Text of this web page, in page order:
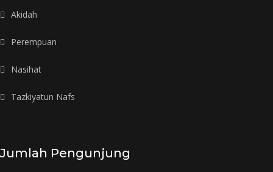
Akidah
Perempuan
Nasihat
Tazkiyatun Nafs
Jumlah Pengunjung